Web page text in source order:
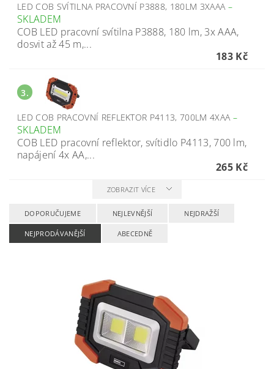
LED COB SVÍTILNA PRACOVNÍ P3888, 180LM 3XAAA –
SKLADEM
COB LED pracovní svítilna P3888, 180 lm, 3x AAA,
dosvit až 45 m,...
183 Kč
3.
LED COB PRACOVNÍ REFLEKTOR P4113, 700LM 4XAA –
SKLADEM
COB LED pracovní reflektor, svítidlo P4113, 700 lm,
napájení 4x AA,...
265 Kč
ZOBRAZIT VÍCE
DOPORUČUJEME NEJLEVNĚJŠÍ NEJDRAŽŠÍ
NEJPRODÁVANĚJŠÍ ABECEDNĚ